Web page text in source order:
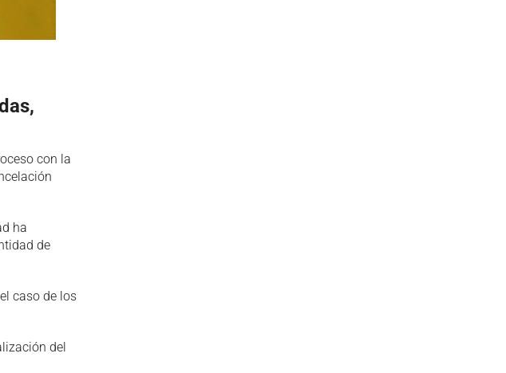
con la
ha
de
caso de los
del